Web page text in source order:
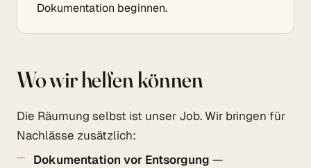
Dokumentation beginnen.
Wo wir helfen können
Die Räumung selbst ist unser Job. Wir bringen für
Nachlässe zusätzlich:
Dokumentation vor Entsorgung —